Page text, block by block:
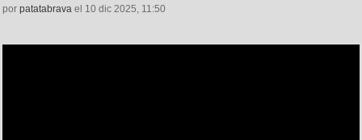
por patatabrava el 10 dic 2025, 11:50